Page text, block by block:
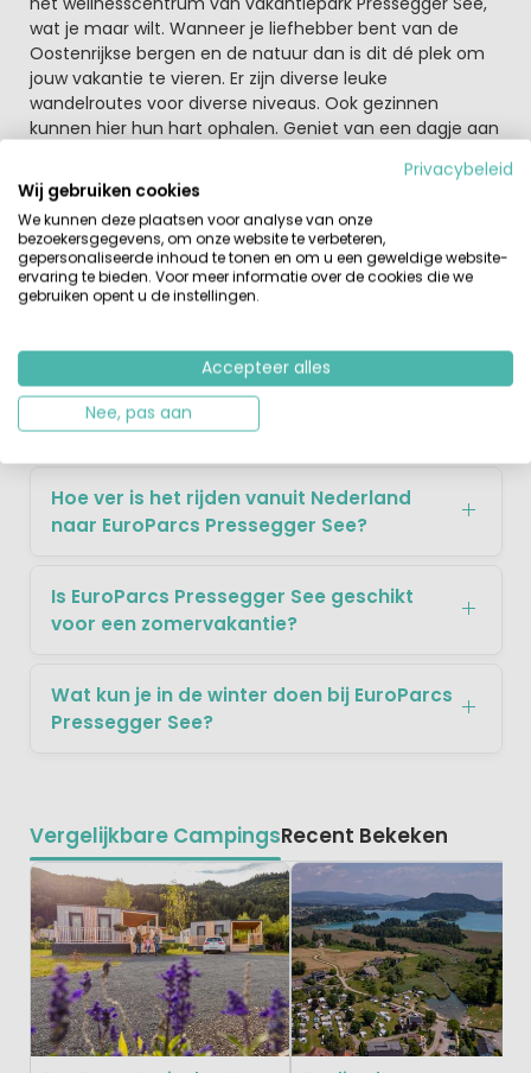
wat je maar wilt. Wanneer je liefhebber bent van de
Oostenrijkse bergen en de natuur dan is dit dé plek om
jouw vakantie te vieren. Er zijn diverse leuke
wandelroutes voor diverse niveaus. Ook gezinnen
kunnen hier hun hart ophalen. Geniet van een dagje aan
ligt de gezellige stad Villach op nog geen 30 minuten
met de auto van het vakantiepark. Deze gezellige stad
met een mooi historisch centrum zal je zeker bevallen.
De hoofdstad van Karinthië, Klagenfurt is ook in een uur
te bereiken. Klagenfurt ligt aan het grootste Alpenmeer
van Europa; de Wörtersee.
Veelgestelde Vragen over EuroParcs
Pressegger See
Hoe ver is het rijden vanuit Nederland
naar EuroParcs Pressegger See?
Is EuroParcs Pressegger See geschikt
voor een zomervakantie?
Wat kun je in de winter doen bij EuroParcs
Pressegger See?
Vergelijkbare CampingsRecent Bekeken
Privacybeleid
Wij gebruiken cookies
We kunnen deze plaatsen voor analyse van onze
bezoekersgegevens, om onze website te verbeteren,
gepersonaliseerde inhoud te tonen en om u een geweldige website-
ervaring te bieden. Voor meer informatie over de cookies die we
gebruiken opent u de instellingen.
Accepteer alles
Nee, pas aan